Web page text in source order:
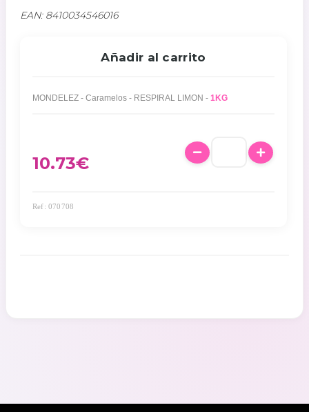
EAN: 8410034546016
Añadir al carrito
MONDELEZ - Caramelos - RESPIRAL LIMON - 1KG
10.73€
Ref: 070708